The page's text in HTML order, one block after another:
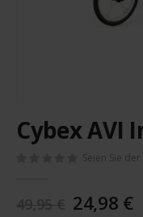
Anfang
der
Cybex AVI
Seien Sie
24,98 €